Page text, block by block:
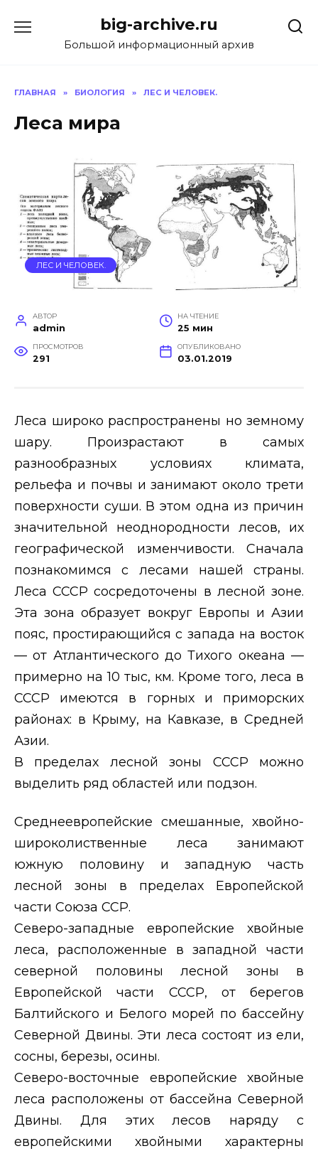
содержанию
big-archive.ru
Большой информационный архив
ГЛАВНАЯ » БИОЛОГИЯ » ЛЕС И ЧЕЛОВЕК.
Леса мира
ЛЕС И ЧЕЛОВЕК.
АВТОР
admin
НА ЧТЕНИЕ
25 мин
ПРОСМОТРОВ
291
ОПУБЛИКОВАНО
03.01.2019
Леса широко распространены но земному
шару. Произрастают в самых
разнообразных условиях климата,
рельефа и почвы и занимают около трети
поверхности суши. В этом одна из причин
значительной неоднородности лесов, их
географической изменчивости. Сначала
познакомимся с лесами нашей страны.
Леса СССР сосредоточены в лесной зоне.
Эта зона образует вокруг Европы и Азии
пояс, простирающийся с запада на восток
— от Атлантического до Тихого океана —
примерно на 10 тыс, км. Кроме того, леса в
СССР имеются в горных и приморских
районах: в Крыму, на Кавказе, в Средней
Азии.
В пределах лесной зоны СССР можно
выделить ряд областей или подзон.
Среднеевропейские смешанные, хвойно-
широколиственные леса занимают
южную половину и западную часть
лесной зоны в пределах Европейской
части Союза ССР.
Северо-западные европейские хвойные
леса, расположенные в западной части
северной половины лесной зоны в
Европейской части СССР, от берегов
Балтийского и Белого морей по бассейну
Северной Двины. Эти леса состоят из ели,
сосны, березы, осины.
Северо-восточные европейские хвойные
леса расположены от бассейна Северной
Двины. Для этих лесов наряду с
европейскими хвойными характерны